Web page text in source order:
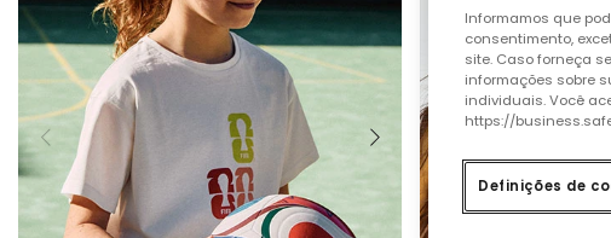
Informamos que
consentimento,
site. Caso forneça
informações sobre
individuais. Você
https://
Definições de